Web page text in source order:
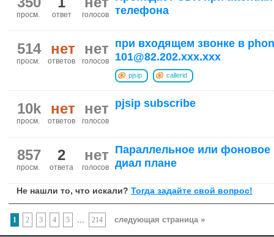
голосов
ответ
просм.
телефона
нет
голосов
нет
ответов
514
просм.
при входящем звонке в
101@82.202.ххх.ххх
pjsip callerid
нет
голосов
нет
ответов
10k
просм.
pjsip subscribe
нет
голосов
2
ответа
857
просм.
Параллельное или
диал плане
Не нашли то, что искали? Тогда задайте свой вопрос!
1 2 3 4 5 214 следующая страница »